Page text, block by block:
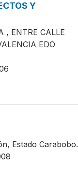
Y
, ENTRE CALLE
EDO
Estado Carabobo.